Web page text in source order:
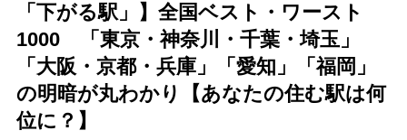
「下がる駅」】全国ベスト・ワースト
1000 「東京・神奈川・千葉・埼玉」
「大阪・京都・兵庫」「愛知」「福岡」
の明暗が丸わかり【あなたの住む駅は何
位に？】